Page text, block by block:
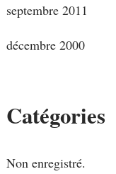
septembre 2011
décembre 2000
Catégories
Non enregistré.